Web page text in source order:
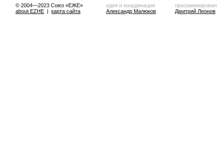
© 2004—2023 Союз «ЕЖЕ»
about EZHE | карта сайта
идея и координация
Александр Малюков
Дмитрий Леонов